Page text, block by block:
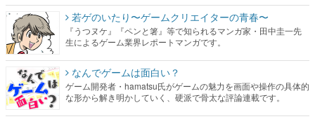
若ゲのいたり〜ゲームクリエイターの青春〜
『うつヌケ』『ペンと箸』等で知られるマンガ家・田中圭一先
生によるゲーム業界レポートマンガです。
なんでゲームは面白い？
ゲーム開発者・hamatsu氏がゲームの魅力を画面や操作の具体的
な形から解き明かしていく、硬派で骨太な評論連載です。